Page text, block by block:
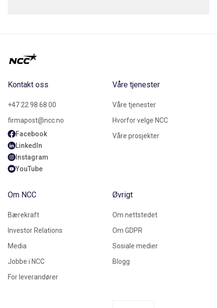
Kontakt oss
+47 22 98 68 00
firmapost@ncc.no
Facebook
LinkedIn
Instagram
YouTube
Våre tjenester
Våre tjenester
Hvorfor velge NCC
Våre prosjekter
Om NCC
Bærekraft
Investor Relations
Media
Jobbe i NCC
For leverandører
Øvrigt
Om nettstedet
Om GDPR
Sosiale medier
Blogg